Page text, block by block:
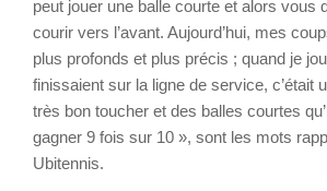
peut jouer une balle courte et alors vous
courir vers l’avant. Aujourd’hui, mes
plus profonds et plus précis ; quand je
finissaient sur la ligne de service, c’était
très bon toucher et des balles courtes
gagner 9 fois sur 10 », sont les mots
Ubitennis.